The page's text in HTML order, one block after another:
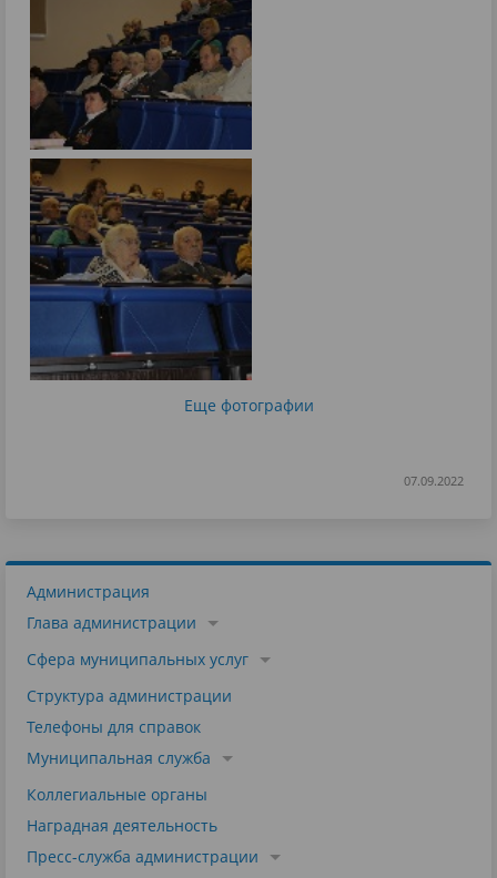
Еще фотографии
07.09.2022
Администрация
Глава администрации
Сфера муниципальных услуг
Структура администрации
Телефоны для справок
Муниципальная служба
Коллегиальные органы
Наградная деятельность
Пресс-служба администрации